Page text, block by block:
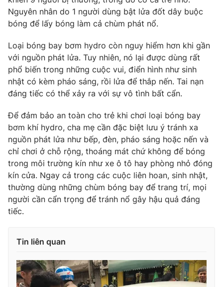
Tư vấn
Emagazine Podcast
Photo Infographic
Video
VTV Money VTV Thể thao
VTV Sức khoẻ Bất động sản
Thị trường 24h Tấm lòng Việt
Liên hệ tòa soạn English
Nguyên nhân do 1 người dùng bật lửa đốt dây buộc
bóng để lấy bóng làm cả chùm phát nổ.
Loại bóng bay bơm hydro còn nguy hiểm hơn khi gần
với nguồn phát lửa. Tuy nhiên, nó lại được dùng rất
phổ biến trong những cuộc vui, điển hình như sinh
nhật có kèm pháo sáng, rồi lửa để thắp nến. Tai nạn
đáng tiếc có thể xảy ra với sự vô tình bất cẩn.
Để đảm bảo an toàn cho trẻ khi chơi loại bóng bay
bơm khí hydro, cha mẹ cần đặc biệt lưu ý tránh xa
nguồn phát lửa như bếp, đèn, pháo sáng hoặc nến và
chỉ chơi ở chỗ rộng, thoáng mát chứ không để bóng
trong môi trường kín như xe ô tô hay phòng nhỏ đóng
kín cửa. Ngay cả trong các cuộc liên hoan, sinh nhật,
thường dùng những chùm bóng bay để trang trí, mọi
người cần cẩn trọng để tránh nổ gây hậu quả đáng
tiếc.
Tin liên quan